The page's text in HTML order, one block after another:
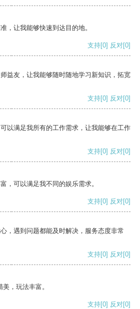
，让我能够快速到达目的地。
支持[0] 反对[0]
益友，让我能够随时随地学习新知识，拓宽
支持[0] 反对[0]
以满足我所有的工作需求，让我能够在工作
支持[0] 反对[0]
，可以满足我不同的娱乐需求。
支持[0] 反对[0]
，遇到问题都能及时解决，服务态度非常
支持[0] 反对[0]
，玩法丰富。
支持[0] 反对[0]